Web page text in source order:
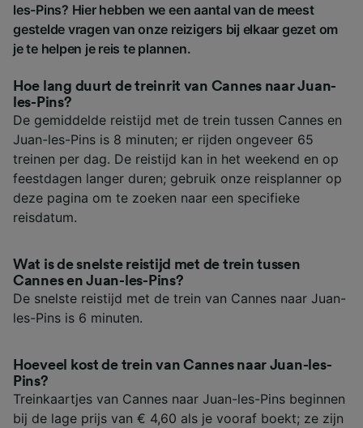
les-Pins? Hier hebben we een aantal van de meest
gestelde vragen van onze reizigers bij elkaar gezet om
je te helpen je reis te plannen.
Hoe lang duurt de treinrit van Cannes naar Juan-
les-Pins?
De gemiddelde reistijd met de trein tussen Cannes en
Juan-les-Pins is 8 minuten; er rijden ongeveer 65
treinen per dag. De reistijd kan in het weekend en op
feestdagen langer duren; gebruik onze reisplanner op
deze pagina om te zoeken naar een specifieke
reisdatum.
Wat is de snelste reistijd met de trein tussen
Cannes en Juan-les-Pins?
De snelste reistijd met de trein van Cannes naar Juan-
les-Pins is 6 minuten.
Hoeveel kost de trein van Cannes naar Juan-les-
Pins?
Treinkaartjes van Cannes naar Juan-les-Pins beginnen
bij de lage prijs van € 4,60 als je vooraf boekt; ze zijn